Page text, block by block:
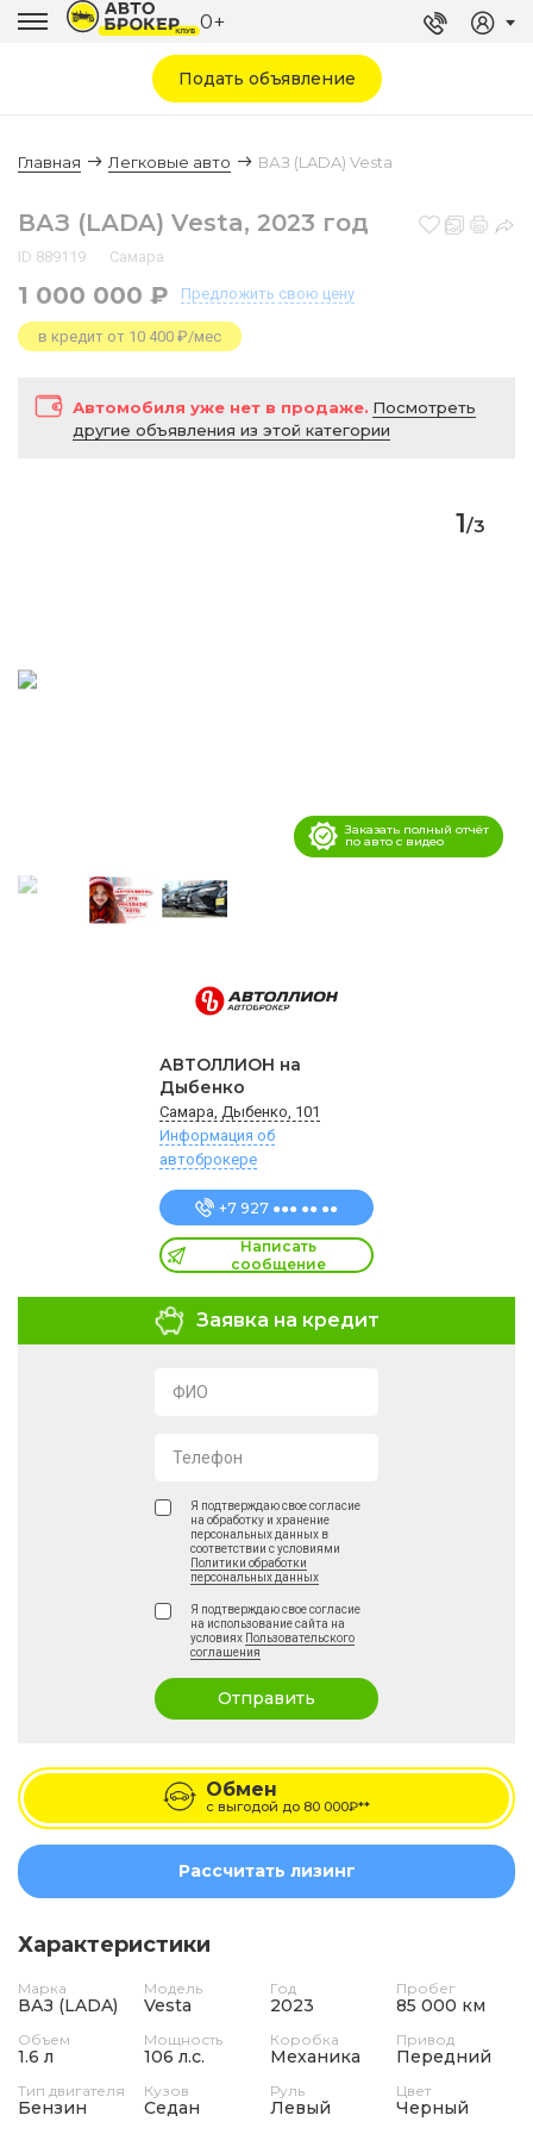
0+
Подать объявление
Главная Легковые авто ВАЗ (LADA) Vesta
ВАЗ (LADA) Vesta, 2023 год
ID 889119 Самара
1 000 000 ₽ Предложить свою цену
в кредит от 10 400 ₽/мес
Автомобиля уже нет в продаже. Посмотреть
другие объявления из этой категории
Заказать полный отчёт
по авто с видео
1/3
АВТОЛЛИОН на
Дыбенко
Самара, Дыбенко, 101
Информация об
автоброкере
+7 927 ●●● ●● ●●
Написать
сообщение
Заявка на кредит
ФИО
Телефон
Я подтверждаю свое согласие
на обработку и хранение
персональных данных в
соответствии с условиями
Политики обработки
персональных данных
Я подтверждаю свое согласие
на использование сайта на
условиях Пользовательского
соглашения
Отправить
Обмен
с выгодой до 80 000₽**
Рассчитать лизинг
Характеристики
Марка
ВАЗ (LADA)
Модель
Vesta
Год
2023
Пробег
85 000 км
Объем
1.6 л
Мощность
106 л.с.
Коробка
Механика
Привод
Передний
Тип двигателя
Бензин
Кузов
Седан
Руль
Левый
Цвет
Черный